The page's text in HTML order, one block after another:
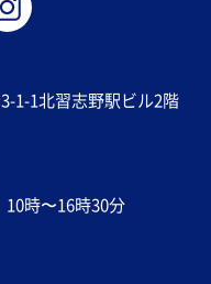
1-1北習志野駅ビル2階
10時〜16時30分